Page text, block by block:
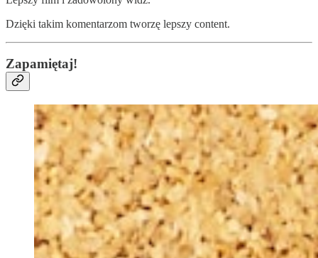
Dzięki takim komentarzom tworzę lepszy content.
Zapamiętaj!